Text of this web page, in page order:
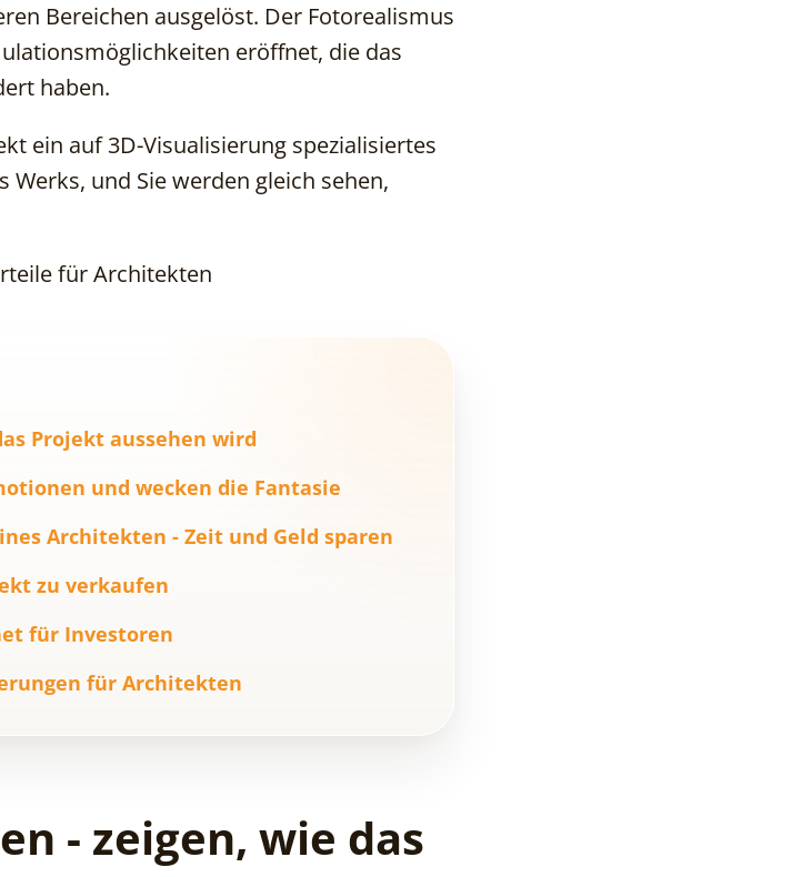
Bereichen ausgelöst. Der Fotorealismus
eröffnet, die das
haben.
ein auf 3D-Visualisierung spezialisiertes
und Sie werden gleich sehen,
für Architekten
Projekt aussehen wird
und wecken die Fantasie
Architekten - Zeit und Geld sparen
zu verkaufen
für Investoren
für Architekten
- zeigen, wie das